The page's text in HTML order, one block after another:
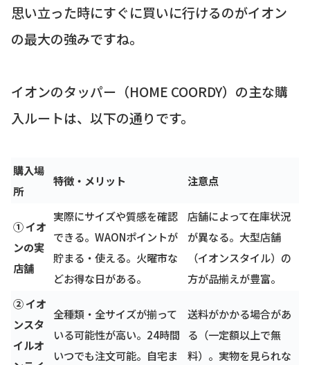
思い立った時にすぐに買いに行けるのがイオン
の最大の強みですね。
イオンのタッパー（HOME COORDY）の主な購
入ルートは、以下の通りです。
購入場
所
特徴・メリット 注意点
① イオ
ンの実
店舗
実際にサイズや質感を確認
できる。WAONポイントが
貯まる・使える。火曜市な
どお得な日がある。
店舗によって在庫状況
が異なる。大型店舗
（イオンスタイル）の
方が品揃えが豊富。
② イオ
ンスタ
イルオ
全種類・全サイズが揃って
いる可能性が高い。24時間
いつでも注文可能。自宅ま
送料がかかる場合があ
る（一定額以上で無
料）。実物を見られな